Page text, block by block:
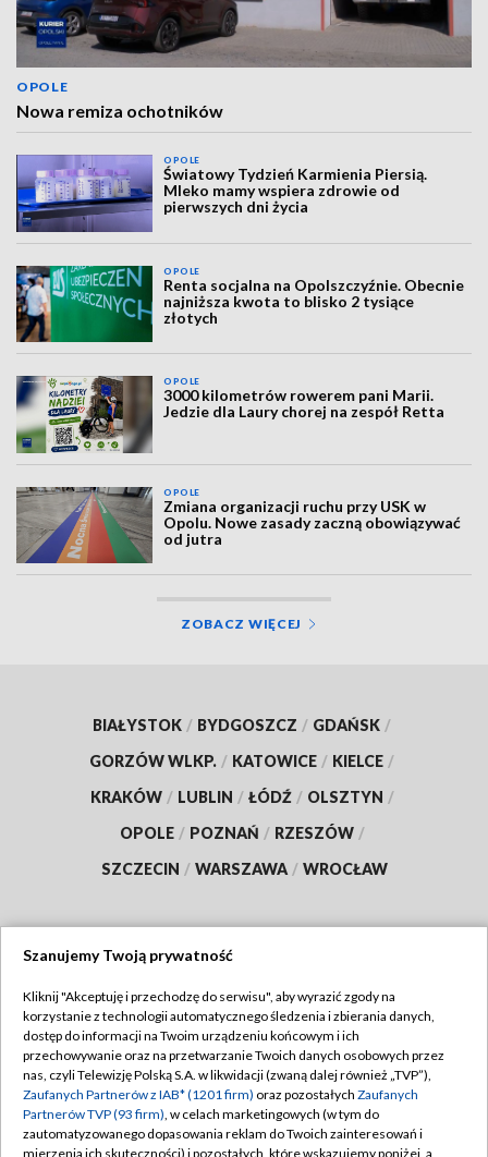
OPOLE
Nowa remiza ochotników
OPOLE
Światowy Tydzień Karmienia Piersią.
Mleko mamy wspiera zdrowie od
pierwszych dni życia
OPOLE
Renta socjalna na Opolszczyźnie. Obecnie
najniższa kwota to blisko 2 tysiące
złotych
OPOLE
3000 kilometrów rowerem pani Marii.
Jedzie dla Laury chorej na zespół Retta
OPOLE
Zmiana organizacji ruchu przy USK w
Opolu. Nowe zasady zaczną obowiązywać
od jutra
ZOBACZ WIĘCEJ
BIAŁYSTOK / BYDGOSZCZ / GDAŃSK /
GORZÓW WLKP. / KATOWICE / KIELCE /
KRAKÓW / LUBLIN / ŁÓDŹ / OLSZTYN /
OPOLE / POZNAŃ / RZESZÓW /
SZCZECIN / WARSZAWA / WROCŁAW
TVP
Abonament TVP
Emisja w TVP
Centrum informacji TVP
Regulamin TVP
Polityka prywatności
Moje zgody
Szanujemy Twoją prywatność
Kliknij "Akceptuję i przechodzę do serwisu", aby wyrazić zgody na
korzystanie z technologii automatycznego śledzenia i zbierania danych,
dostęp do informacji na Twoim urządzeniu końcowym i ich
przechowywanie oraz na przetwarzanie Twoich danych osobowych przez
nas, czyli Telewizję Polską S.A. w likwidacji (zwaną dalej również „TVP”),
Zaufanych Partnerów z IAB* (1201 firm) oraz pozostałych Zaufanych
Partnerów TVP (93 firm), w celach marketingowych (w tym do
zautomatyzowanego dopasowania reklam do Twoich zainteresowań i
mierzenia ich skuteczności) i pozostałych, które wskazujemy poniżej, a